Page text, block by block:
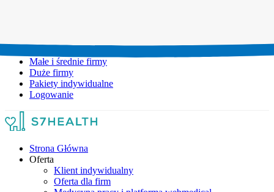
Małe i średnie firmy
Duże firmy
Pakiety indywidualne
Logowanie
Strona Główna
Oferta
Klient indywidualny
Oferta dla firm